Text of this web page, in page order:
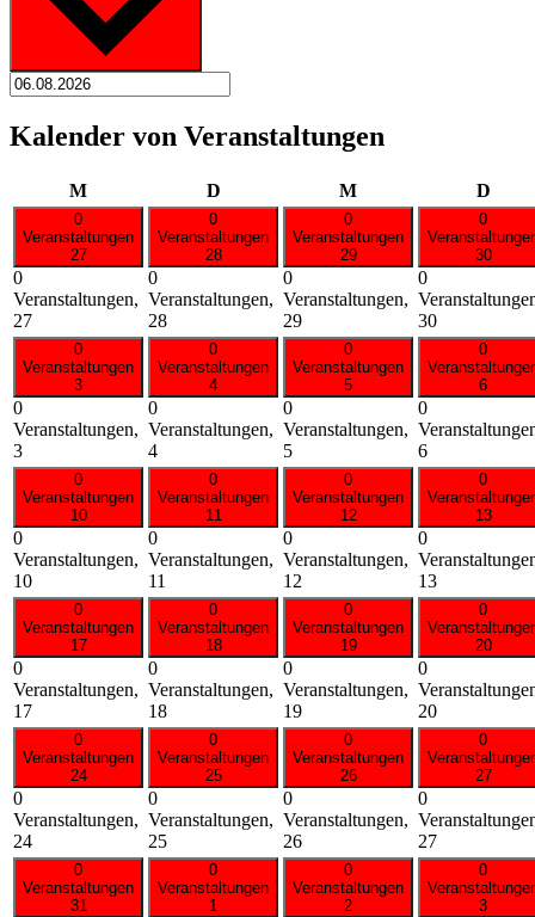
Kalender von Veranstaltungen
MMontag DDienstag MMittwoch D
0
Veranstaltungen
27
0
Veranstaltungen,
27
0
Veranstaltungen
28
0
Veranstaltungen,
28
0
Veranstaltungen
29
0
Veranstaltungen,
29
0
30
0
30
0
Veranstaltungen
3
0
Veranstaltungen,
3
0
Veranstaltungen
4
0
Veranstaltungen,
4
0
Veranstaltungen
5
0
Veranstaltungen,
5
0
6
0
6
0
Veranstaltungen
10
0
Veranstaltungen,
10
0
Veranstaltungen
11
0
Veranstaltungen,
11
0
Veranstaltungen
12
0
Veranstaltungen,
12
0
13
0
13
0
Veranstaltungen
17
0
Veranstaltungen,
17
0
Veranstaltungen
18
0
Veranstaltungen,
18
0
Veranstaltungen
19
0
Veranstaltungen,
19
0
20
0
20
0
Veranstaltungen
24
0
Veranstaltungen,
24
0
Veranstaltungen
25
0
Veranstaltungen,
25
0
Veranstaltungen
26
0
Veranstaltungen,
26
0
27
0
27
0
Veranstaltungen
31
0
Veranstaltungen
1
0
Veranstaltungen
2
0
3